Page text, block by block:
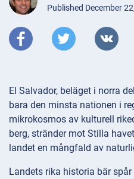
Published December
El Salvador, beläget i norra
bara den minsta nationen i
mikrokosmos av kulturell
berg, stränder mot Stilla
landet en mångfald av
Landets rika historia bär